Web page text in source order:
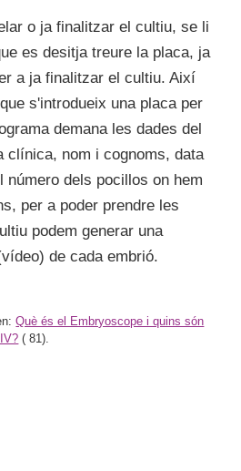
o ja finalitzar el cultiu, se li
es desitja treure la placa, ja
a ja finalitzar el cultiu. Així
s'introdueix una placa per
demana les dades del
clínica, nom i cognoms, data
número dels pocillos on hem
per a poder prendre les
podem generar una
de cada embrió.
Què és el Embryoscope i quins són
( 81).